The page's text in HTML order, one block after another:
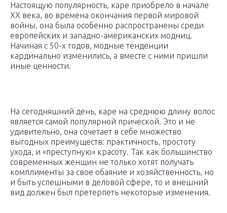
Настоящую популярность, каре приобрело в начале
ХХ века, во времена окончания первой мировой
войны, она была особенно распространены среди
европейских и западно-американских модниц.
Начиная с 50-х годов, модные тенденции
кардинально изменились, а вместе с ними пришли
иные ценности.
На сегодняшний день, каре на среднюю длину волос
является самой популярной прической. Это и не
удивительно, она сочетает в себе множество
выгодных преимуществ: практичность, простоту
ухода, и «преступную» красоту. Так как большинство
современных женщин не только хотят получать
комплименты за свое обаяние и хозяйственность, но
и быть успешными в деловой сфере, то и внешний
вид должен был претерпеть некоторые изменения.